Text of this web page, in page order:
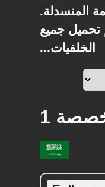
المنسدلة.
تحميل جميع
الخلفيات...
1